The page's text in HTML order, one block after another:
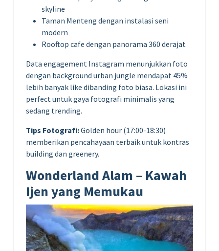
skyline
Taman Menteng dengan instalasi seni
modern
Rooftop cafe dengan panorama 360 derajat
Data engagement Instagram menunjukkan foto
dengan background urban jungle mendapat 45%
lebih banyak like dibanding foto biasa. Lokasi ini
perfect untuk gaya fotografi minimalis yang
sedang trending.
Tips Fotografi:Golden hour (17:00-18:30)
memberikan pencahayaan terbaik untuk kontras
building dan greenery.
Wonderland Alam – Kawah
Ijen yang Memukau